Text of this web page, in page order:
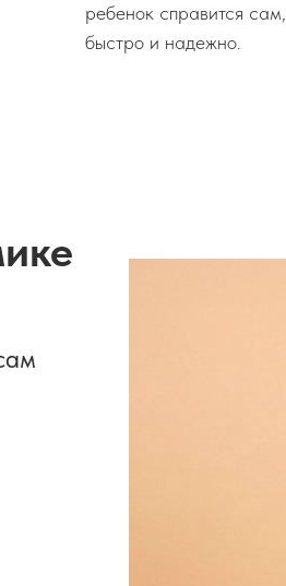
ребенок справится сам,
быстро и надежно.